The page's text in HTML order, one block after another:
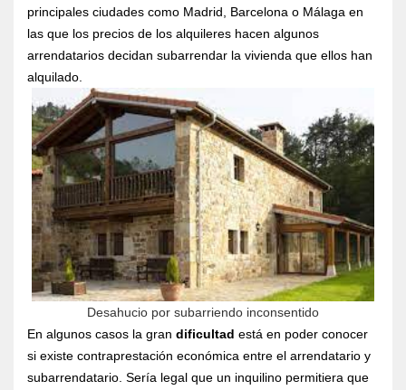
principales ciudades como Madrid, Barcelona o Málaga en
las que los precios de los alquileres hacen algunos
arrendatarios decidan subarrendar la vivienda que ellos han
alquilado.
Desahucio por subarriendo inconsentido
En algunos casos la gran dificultad está en poder conocer
si existe contraprestación económica entre el arrendatario y
subarrendatario. Sería legal que un inquilino permitiera que